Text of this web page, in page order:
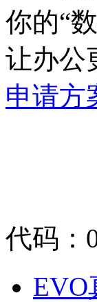
你的“
让办公更
申请方
代码
EVO